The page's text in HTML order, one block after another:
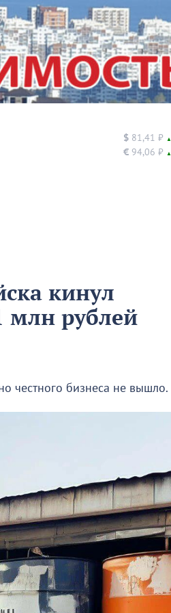
$ 81,41 ₽ ▲
€ 94,06 ₽ ▲
кинул
млн рублей
честного бизнеса не вышло.